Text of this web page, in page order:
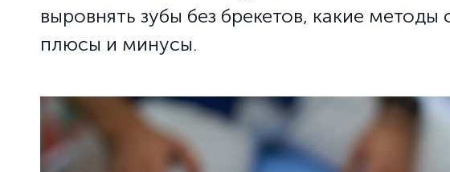
выровнять зубы без брекетов, какие
плюсы и минусы.